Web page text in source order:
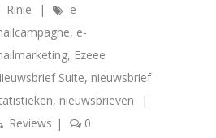
Rinie |
e-
, e-
, Ezeee
Suite, nieuwsbrief
, nieuwsbrieven
|
Reviews | 0